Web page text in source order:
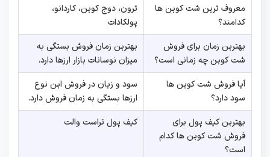
معروف ترین شت کوین ها
کدامند؟
ترون، دوج کوین، کاردانو،
پولکادات
بهترین زمان برای فروش
شت کوین چه زمانی است؟
بهترین زمان فروش بستگی به
میزان نوسانات بازار ارزها دارد.
آیا فروش شت کوین ها
سود دارد؟
سود و زیان در فروش این نوع
ارزها بستگی به زمان فروش دارد.
بهترین کیف پول برای
فروش شت کوین ها کدام
است؟
کیف پول تراست والت